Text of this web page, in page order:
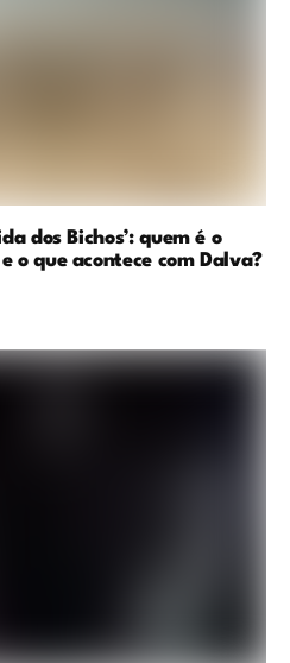
dos Bichos’: quem é o
o que acontece com Dalva?